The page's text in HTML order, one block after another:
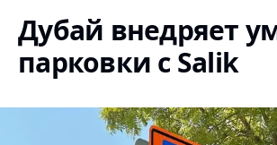
Дубай внедряет
парковки с Salik